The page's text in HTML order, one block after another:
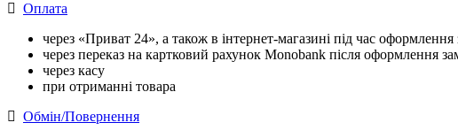
Оплата
через «Приват 24», а також в інтернет-магазині під час
через переказ на картковий рахунок Monobank після оформлення
через касу
при отриманні товара
Обмін/Повернення